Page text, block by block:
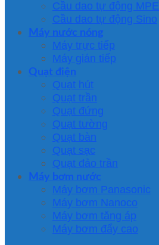
Cầu dao tự động MPE
Cầu dao tự động Sino
Máy nước nóng
Máy trực tiếp
Máy gián tiếp
Quạt điện
Quạt hút
Quạt trần
Quạt đứng
Quạt tường
Quạt bàn
Quạt sạc
Quạt đảo trần
Máy bơm nước
Máy bơm Panasonic
Máy bơm Nanoco
Máy bơm tăng áp
Máy bơm đẩy cao